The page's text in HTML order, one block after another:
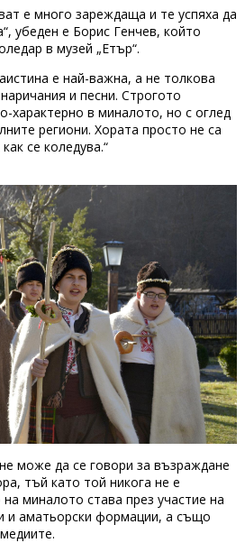
е много зареждаща и те успяха да
убеден е Борис Генчев, който
в музей „Етър“.
е най-важна, а не толкова
и песни. Строгото
характерно в миналото, но с оглед
региони. Хората просто не са
се коледува.“
може да се говори за възраждане
тъй като той никога не е
миналото става през участие на
и аматьорски формации, а също